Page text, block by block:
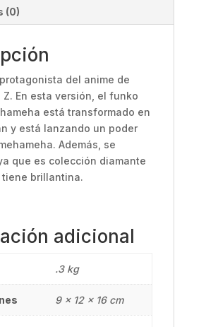
(0)
del anime de
Z. En esta versión, el funko
está transformado en
y está lanzando un poder
Además, se
que es colección diamante
brillantina.
adicional
.3 kg
9 × 12 × 16 cm